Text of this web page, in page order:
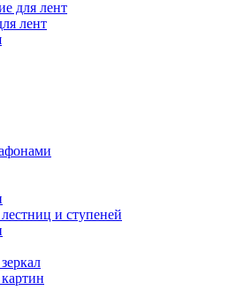
для лент
лент
и ступеней